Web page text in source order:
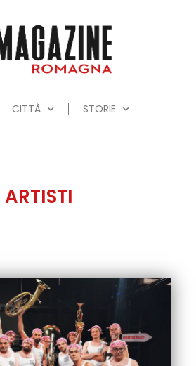
CITTÀ STORIE
ARTISTI